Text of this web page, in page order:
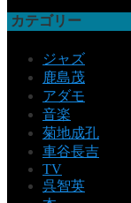
カテゴリー
ジャズ
鹿島茂
アダモ
音楽
菊地成孔
車谷長吉
TV
呉智英